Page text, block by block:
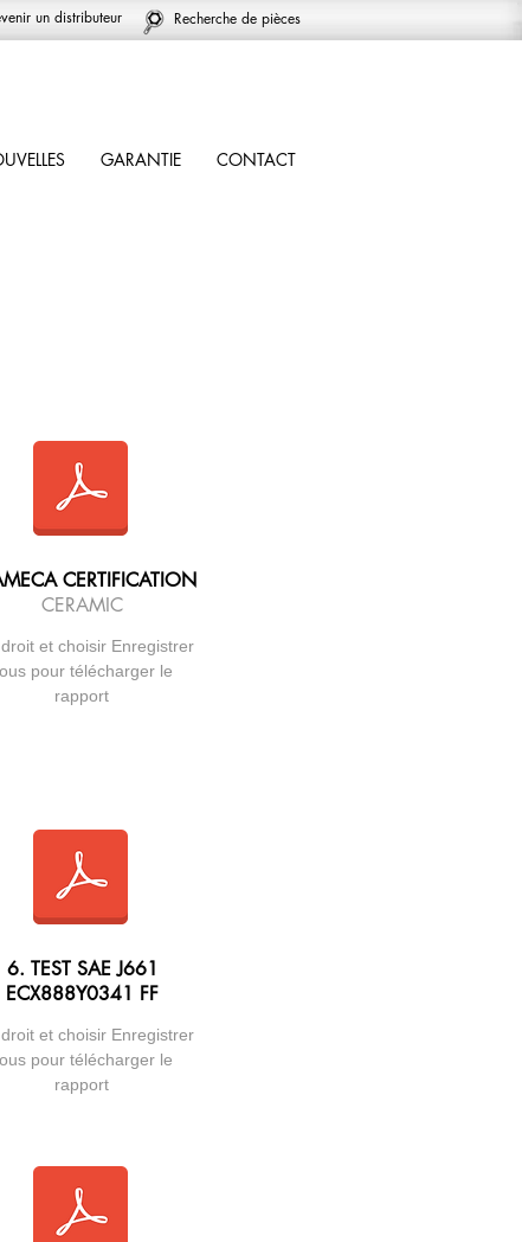
un distributeur Recherche de pièces
CERTIFICATION
CERAMIC
et choisir Enregistrer
pour télécharger le
rapport
6. TEST SAE J661
ECX888Y0341 FF
et choisir Enregistrer
pour télécharger le
rapport
GARANTIE CONTACT